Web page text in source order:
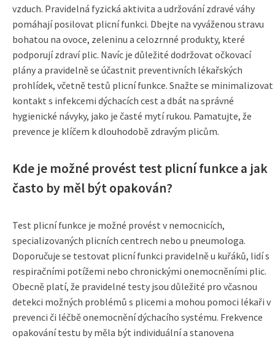
vzduch. Pravidelná fyzická aktivita a udržování zdravé váhy
pomáhají posilovat plicní funkci. Dbejte na vyváženou stravu
bohatou na ovoce, zeleninu a celozrnné produkty, které
podporují zdraví plic. Navíc je důležité dodržovat očkovací
plány a pravidelně se účastnit preventivních lékařských
prohlídek, včetně testů plicní funkce. Snažte se minimalizovat
kontakt s infekcemi dýchacích cest a dbát na správné
hygienické návyky, jako je časté mytí rukou. Pamatujte, že
prevence je klíčem k dlouhodobě zdravým plicům.
Kde je možné provést test plicní funkce a jak
často by měl být opakován?
Test plicní funkce je možné provést v nemocnicích,
specializovaných plicních centrech nebo u pneumologa.
Doporučuje se testovat plicní funkci pravidelně u kuřáků, lidí s
respiračními potížemi nebo chronickými onemocněními plic.
Obecně platí, že pravidelné testy jsou důležité pro včasnou
detekci možných problémů s plicemi a mohou pomoci lékaři v
prevenci či léčbě onemocnění dýchacího systému. Frekvence
opakování testu by měla být individuální a stanovena